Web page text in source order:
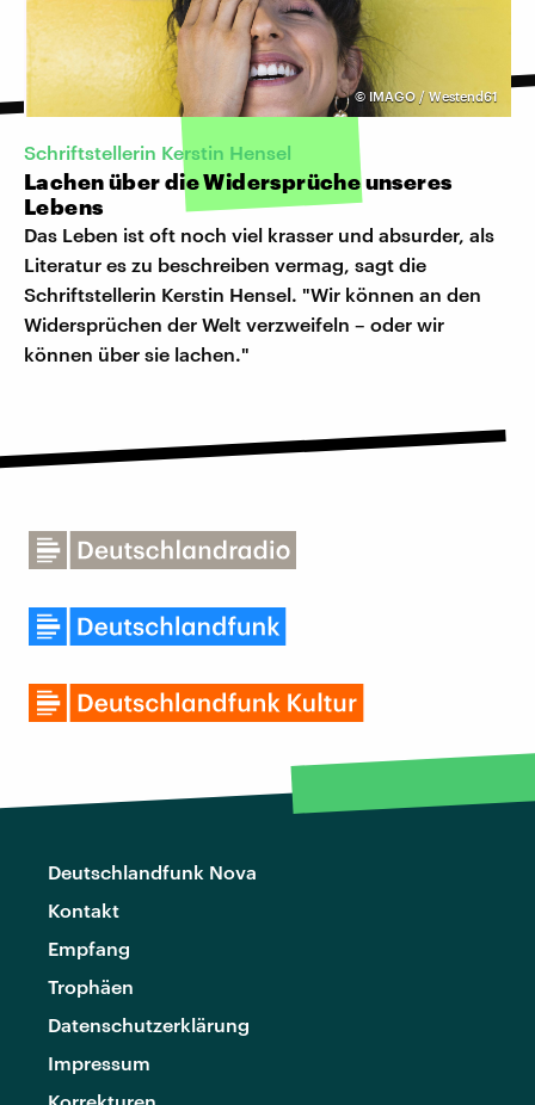
© IMAGO / Westend61
Schriftstellerin Kerstin Hensel
Lachen über die Widersprüche unseres
Lebens
Das Leben ist oft noch viel krasser und absurder, als
Literatur es zu beschreiben vermag, sagt die
Schriftstellerin Kerstin Hensel. "Wir können an den
Widersprüchen der Welt verzweifeln – oder wir
können über sie lachen."
Deutschlandfunk Nova
Kontakt
Empfang
Trophäen
Datenschutzerklärung
Impressum